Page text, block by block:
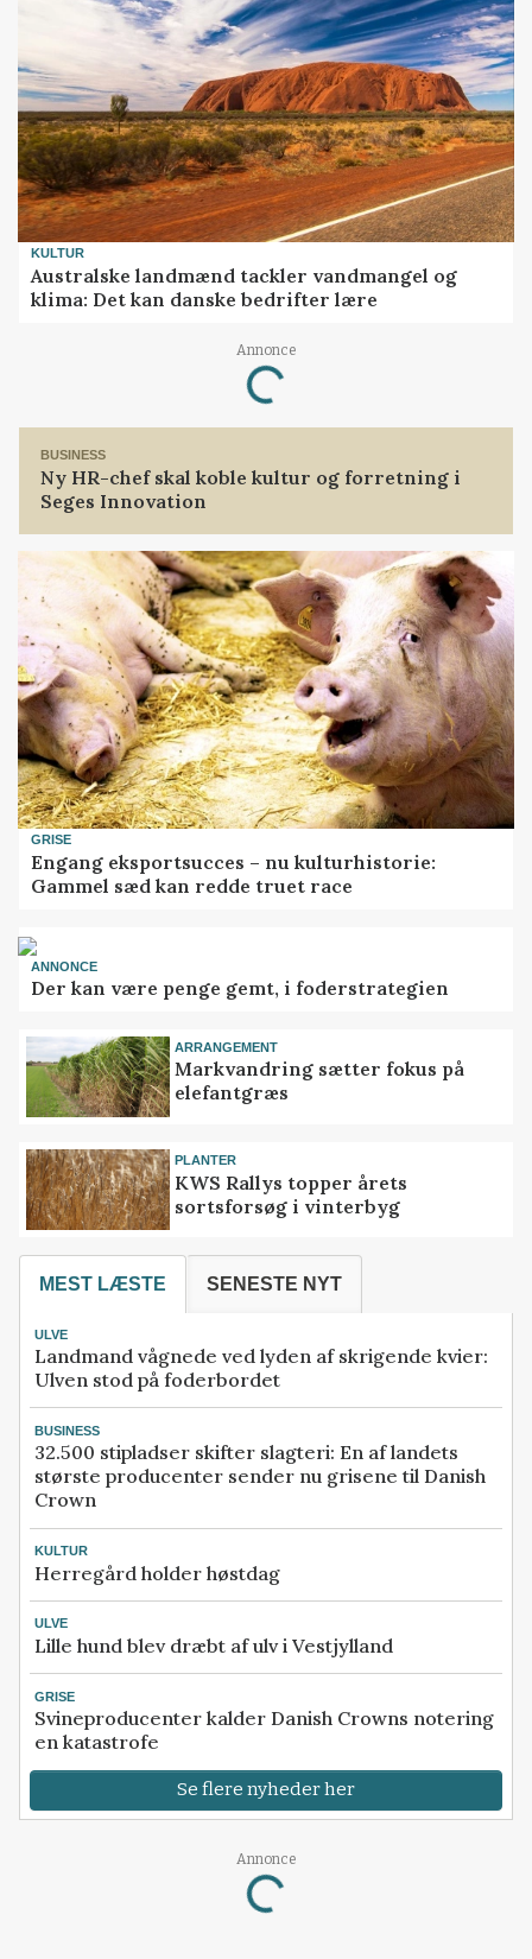
KULTUR
Australske landmænd tackler vandmangel og
klima: Det kan danske bedrifter lære
Annonce
Loading...
BUSINESS
Ny HR-chef skal koble kultur og forretning i
Seges Innovation
GRISE
Engang eksportsucces – nu kulturhistorie:
Gammel sæd kan redde truet race
ANNONCE
Der kan være penge gemt, i foderstrategien
ARRANGEMENT
Markvandring sætter fokus på
elefantgræs
PLANTER
KWS Rallys topper årets
sortsforsøg i vinterbyg
MEST LÆSTE SENESTE NYT
ULVE
Landmand vågnede ved lyden af skrigende kvier:
Ulven stod på foderbordet
BUSINESS
32.500 stipladser skifter slagteri: En af landets
største producenter sender nu grisene til Danish
Crown
KULTUR
Herregård holder høstdag
ULVE
Lille hund blev dræbt af ulv i Vestjylland
GRISE
Svineproducenter kalder Danish Crowns notering
en katastrofe
Se flere nyheder her
Annonce
Loading...